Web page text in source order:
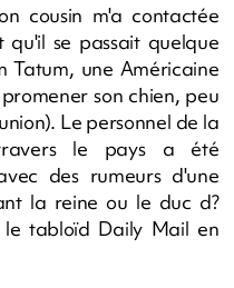
cousin m'a contactée
qu'il se passait quelque
Tatum, une Américaine
son chien, peu
Le personnel de la
le pays a été
des rumeurs d'une
la reine ou le duc d?
le tabloïd Daily Mail en